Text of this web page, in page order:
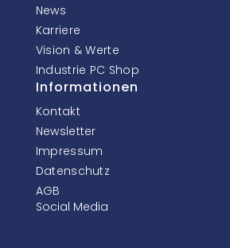
News
Karriere
Vision & Werte
Industrie PC Shop
Informationen
Kontakt
Newsletter
Impressum
Datenschutz
AGB
Social Media